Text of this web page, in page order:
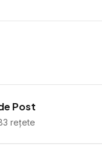
Post
rețete